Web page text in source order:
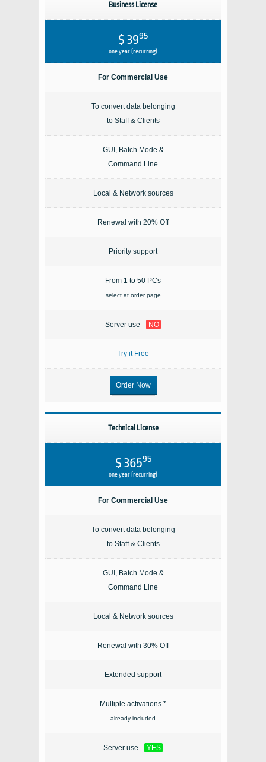
Business License
$ 3995
one year (recurring)
For Commercial Use
To convert data belonging
to Staff & Clients
GUI, Batch Mode &
Command Line
Local & Network sources
Renewal with 20% Off
Priority support
From 1 to 50 PCs
select at order page
Server use - NO
Try it Free
Order Now
Technical License
$ 36595
one year (recurring)
For Commercial Use
To convert data belonging
to Staff & Clients
GUI, Batch Mode &
Command Line
Local & Network sources
Renewal with 30% Off
Extended support
Multiple activations *
already included
Server use - YES